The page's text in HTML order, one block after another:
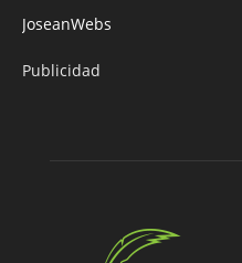
JoseanWebs
Publicidad